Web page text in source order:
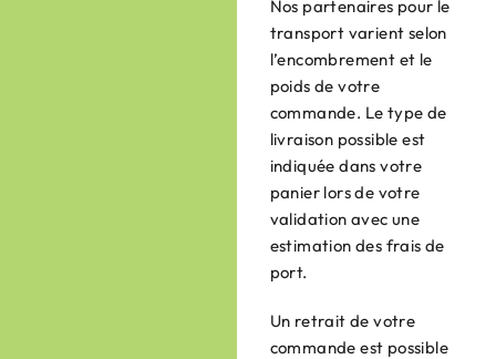
Nos partenaires pour le
transport varient selon
l’encombrement et le
poids de votre
commande. Le type de
livraison possible est
indiquée dans votre
panier lors de votre
validation avec une
estimation des frais de
port.
Un retrait de votre
commande est possible